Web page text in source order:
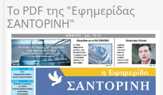
o
k
-
f
To PDF της "Εφημερίδας
ΣΑΝΤΟΡΙΝΗ"